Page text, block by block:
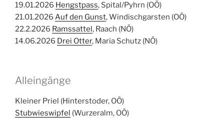
19.01.2026 Hengstpass, Spital/Pyhrn (OÖ)
21.01.2026 Auf den Gunst, Windischgarsten (OÖ)
22.2.2026 Ramssattel, Raach (NÖ)
14.06.2026 Drei Otter, Maria Schutz (NÖ)
Alleingänge
Kleiner Priel (Hinterstoder, OÖ)
Stubwieswipfel (Wurzeralm, OÖ)